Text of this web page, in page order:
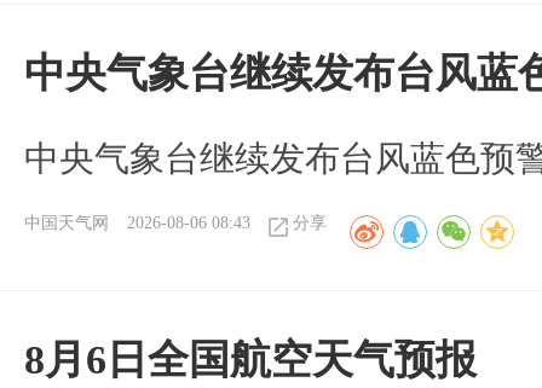
中央气象台继续发布台风蓝
中央气象台继续发布台风蓝色预
中国天气网 2026-08-06 08:43 分享
8月6日全国航空天气预报